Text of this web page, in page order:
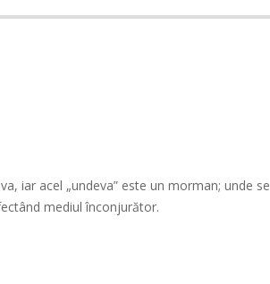
iar acel „undeva” este un morman; unde se
mediul înconjurător.